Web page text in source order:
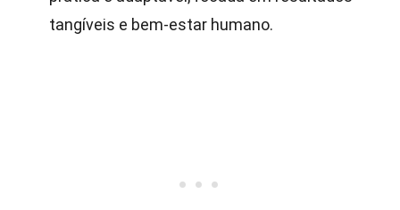
tangíveis e bem-estar humano.